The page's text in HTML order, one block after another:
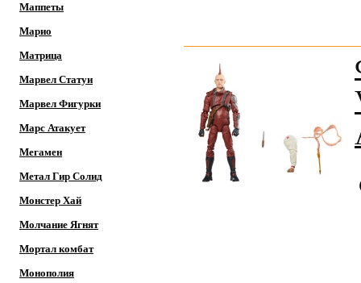
Маппеты
Марио
Матрица
Марвел Статуи
Марвел Фигурки
Марс Атакует
Мегамен
Метал Гир Солид
Монстер Хай
Молчание Ягнят
Мортал комбат
Монополия